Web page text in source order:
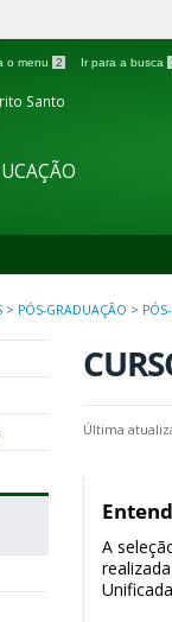
o menu 2 Ir para a busca
Santo
> PÓS-GRADUAÇÃO >
Última
A